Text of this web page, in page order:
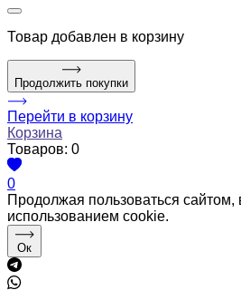
Товар добавлен в корзину
Продолжить покупки
Перейти в корзину
Корзина
Товаров: 0
0
Продолжая пользоваться сайтом,
использованием cookie.
Ок